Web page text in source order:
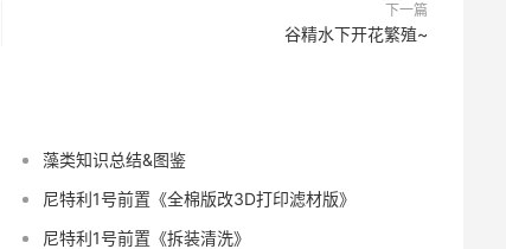
下一篇
谷精水下开花繁殖~
藻类知识总结&图鉴
尼特利1号前置《全棉版改3D打印滤材版》
尼特利1号前置《拆装清洗》